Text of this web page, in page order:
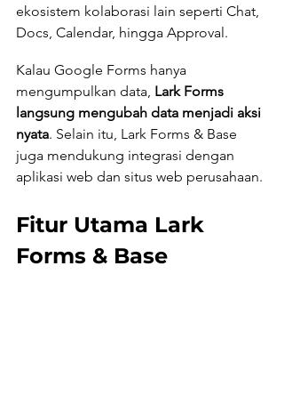
ekosistem kolaborasi lain seperti Chat,
Docs, Calendar, hingga Approval.
Kalau Google Forms hanya
mengumpulkan data, Lark Forms
langsung mengubah data menjadi aksi
nyata. Selain itu, Lark Forms & Base
juga mendukung integrasi dengan
aplikasi web dan situs web perusahaan.
Fitur Utama Lark
Forms & Base